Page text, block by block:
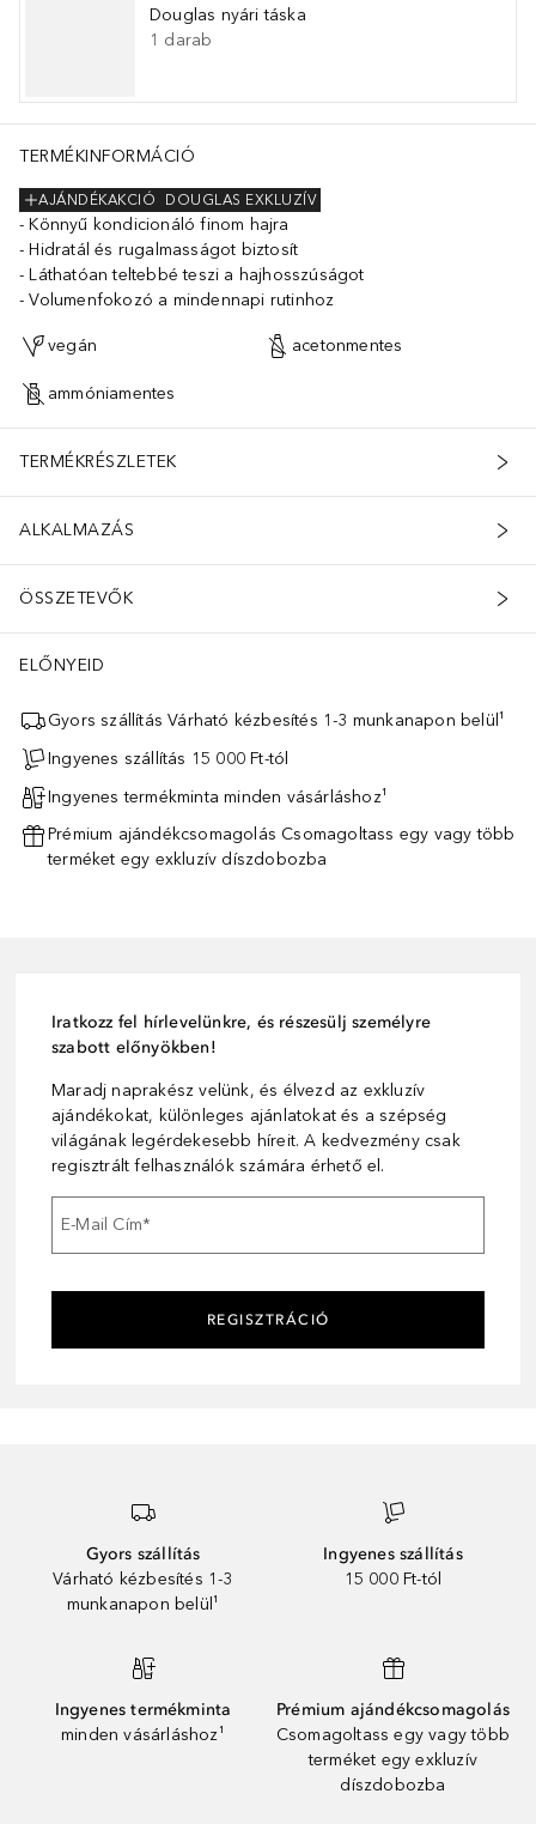
Douglas nyári táska
1 darab
TERMÉKINFORMÁCIÓ
DOUGLAS EXKLUZÍV
AJÁNDÉKAKCIÓ
Könnyű kondicionáló finom hajra
Hidratál és rugalmasságot biztosít
Láthatóan teltebbé teszi a hajhosszúságot
Volumenfokozó a mindennapi rutinhoz
vegán acetonmentes
ammóniamentes
TERMÉKRÉSZLETEK
ALKALMAZÁS
ÖSSZETEVŐK
ELŐNYEID
Gyors szállítás Várható kézbesítés 1-3 munkanapon belül¹
Ingyenes szállítás 15 000 Ft-tól
Ingyenes termékminta minden vásárláshoz¹
Prémium ajándékcsomagolás Csomagoltass egy vagy több
terméket egy exkluzív díszdobozba
Iratkozz fel hírlevelünkre, és részesülj személyre
szabott előnyökben!
Maradj naprakész velünk, és élvezd az exkluzív
ajándékokat, különleges ajánlatokat és a szépség
világának legérdekesebb híreit. A kedvezmény csak
regisztrált felhasználók számára érhető el.
E-Mail Cím*
REGISZTRÁCIÓ
Gyors szállítás
Várható kézbesítés 1-3
munkanapon belül¹
Ingyenes szállítás
15 000 Ft-tól
Ingyenes termékminta
minden vásárláshoz¹
Prémium ajándékcsomagolás
Csomagoltass egy vagy több
terméket egy exkluzív
díszdobozba